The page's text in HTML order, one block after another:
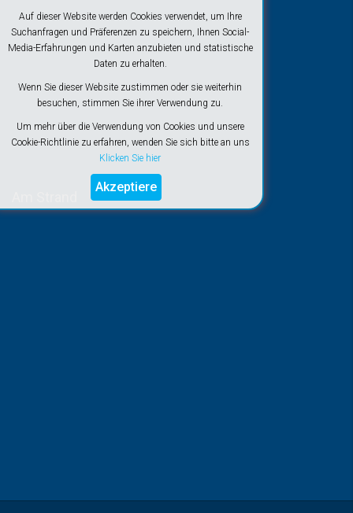
Auf dieser Website werden Cookies verwendet, um Ihre
Suchanfragen und Präferenzen zu speichern, Ihnen Social-
Media-Erfahrungen und Karten anzubieten und statistische
Daten zu erhalten.
Wenn Sie dieser Website zustimmen oder sie weiterhin
besuchen, stimmen Sie ihrer Verwendung zu.
Um mehr über die Verwendung von Cookies und unsere
Cookie-Richtlinie zu erfahren, wenden Sie sich bitte an uns
Klicken Sie hier
Akzeptiere